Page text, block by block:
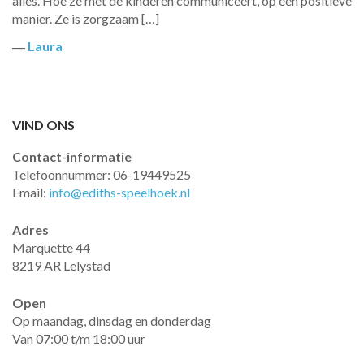
manier. Ze is zorgzaam […]
― Laura
VIND ONS
Contact-informatie
Telefoonnummer: 06-19449525
Email: info@ediths-speelhoek.nl
Adres
Marquette 44
8219 AR Lelystad
Open
Op maandag, dinsdag en donderdag
Van 07:00 t/m 18:00 uur